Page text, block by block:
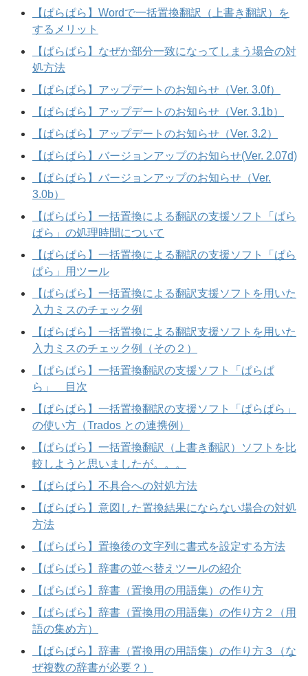
【ぱらぱら】Wordで一括置換翻訳（上書き翻訳）を
するメリット
【ぱらぱら】なぜか部分一致になってしまう場合の対
処方法
【ぱらぱら】アップデートのお知らせ（Ver. 3.0f）
【ぱらぱら】アップデートのお知らせ（Ver. 3.1b）
【ぱらぱら】アップデートのお知らせ（Ver. 3.2）
【ぱらぱら】バージョンアップのお知らせ(Ver. 2.07d)
【ぱらぱら】バージョンアップのお知らせ（Ver.
3.0b）
【ぱらぱら】一括置換による翻訳の支援ソフト「ぱら
ぱら」の処理時間について
【ぱらぱら】一括置換による翻訳の支援ソフト「ぱら
ぱら」用ツール
【ぱらぱら】一括置換による翻訳支援ソフトを用いた
入力ミスのチェック例
【ぱらぱら】一括置換による翻訳支援ソフトを用いた
入力ミスのチェック例（その２）
【ぱらぱら】一括置換翻訳の支援ソフト「ぱらぱ
ら」 目次
【ぱらぱら】一括置換翻訳の支援ソフト「ぱらぱら」
の使い方（Trados との連携例）
【ぱらぱら】一括置換翻訳（上書き翻訳）ソフトを比
較しようと思いましたが。。。
【ぱらぱら】不具合への対処方法
【ぱらぱら】意図した置換結果にならない場合の対処
方法
【ぱらぱら】置換後の文字列に書式を設定する方法
【ぱらぱら】辞書の並べ替えツールの紹介
【ぱらぱら】辞書（置換用の用語集）の作り方
【ぱらぱら】辞書（置換用の用語集）の作り方２（用
語の集め方）
【ぱらぱら】辞書（置換用の用語集）の作り方３（な
ぜ複数の辞書が必要？）